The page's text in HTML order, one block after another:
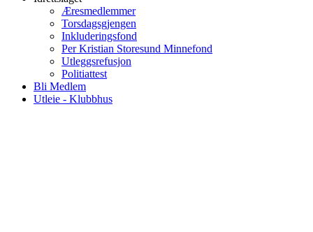
Æresmedlemmer
Torsdagsgjengen
Inkluderingsfond
Per Kristian Storesund Minnefond
Utleggsrefusjon
Politiattest
Bli Medlem
Utleie - Klubbhus